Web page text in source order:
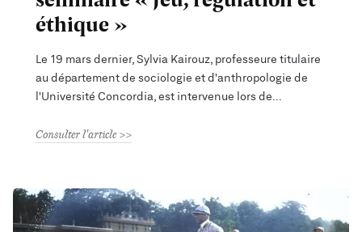
éthique »
Le 19 mars dernier, Sylvia Kairouz, professeure titulaire
au département de sociologie et d'anthropologie de
l'Université Concordia, est intervenue lors de
Consulter l'article